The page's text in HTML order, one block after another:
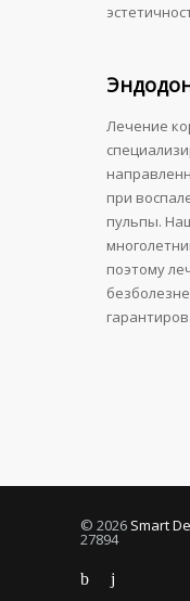
Лечение
при
пульпы.
поэтому
© 2026 Smart
27894